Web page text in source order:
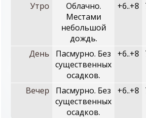
Утро
Облачно.
Местами
небольшой
дождь.
+6..+8
День
Пасмурно. Без
существенных
осадков.
+6..+8
Вечер
Пасмурно. Без
существенных
осадков.
+6..+8